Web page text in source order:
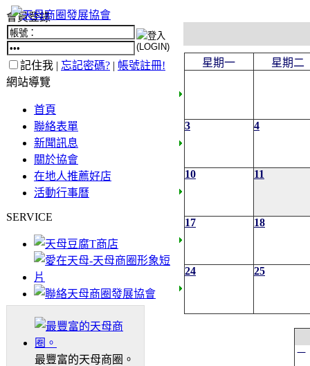
會員登錄
記住我 | 忘記密碼? | 帳號註冊!
網站導覽
首頁
聯絡表單
新聞訊息
關於協會
在地人推薦好店
活動行事曆
SERVICE
最豐富的天母商圈。
星期一 星期二
3 4
10 11
17 18
24 25
一